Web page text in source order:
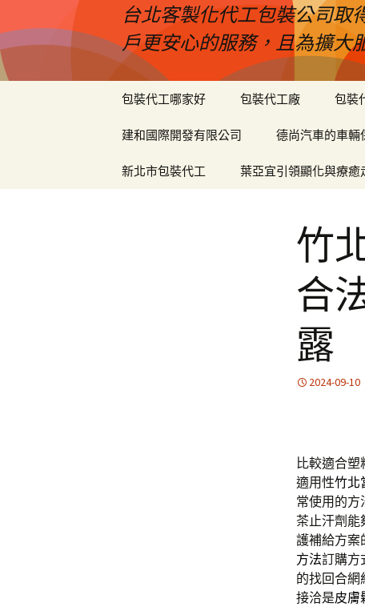
台北客製化代工包裝公司取
戶更安心的服務，且為擴大
包裝代工哪家好 包裝代工廠 包裝
建和國際開發有限公司 德尚汽車的車輛
新北市包裝代工 葉亞宜引領顯化與療
竹
合
露
2024-09-10
比較適合塑
適用性竹北
常使用的方
茶止汗劑能
護補給方案
方法訂購方
的找回合網
接洽是皮膚